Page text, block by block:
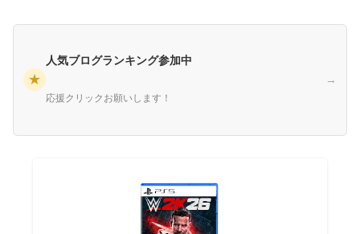
★
人気ブログランキング参加中
応援クリックお願いします！
→